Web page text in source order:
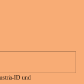
ID und